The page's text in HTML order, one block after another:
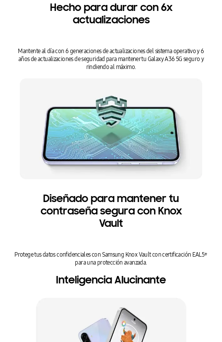
Hecho para durar con 6x
actualizaciones
Mantente al día con 6 generaciones de actualizaciones del sistema operativo y 6
años de actualizaciones de seguridad para mantener tu Galaxy A36 5G seguro y
rindiendo al máximo.
Diseñado para mantener tu
contraseña segura con Knox
Vault
Protege tus datos confidenciales con Samsung Knox Vault con certificación EAL5+
para una protección avanzada.
Inteligencia Alucinante